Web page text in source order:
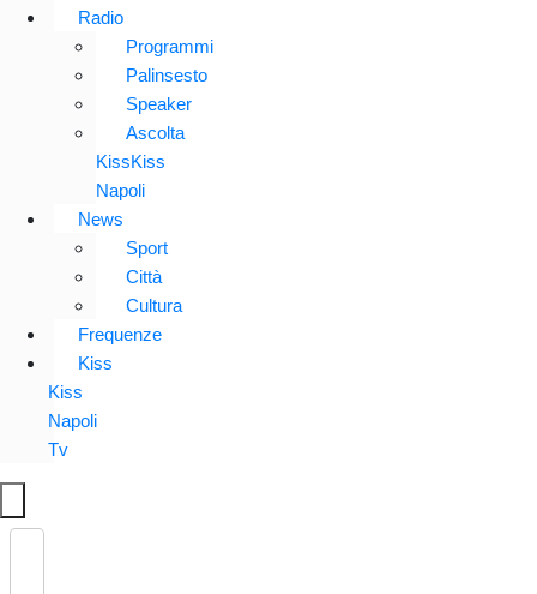
Radio
Programmi
Palinsesto
Speaker
Ascolta
KissKiss
Napoli
News
Sport
Città
Cultura
Frequenze
Kiss
Kiss
Napoli
Tv